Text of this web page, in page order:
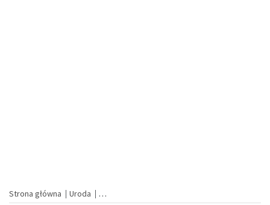
Strona główna Uroda